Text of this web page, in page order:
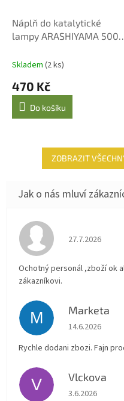
Náplň do katalytické
lampy ARASHIYAMA 500
Skladem (2 ks)
470 Kč
Do košíku
ZOBRAZIT
Hodnocení
27.7.2026
Ochotný personál ,zboží ok
zákazníkovi.
M Marketa
Hodnocení
14.6.2026
Rychle dodani zbozi. Fajn
V Vlckova
Hodnocení
3.6.2026